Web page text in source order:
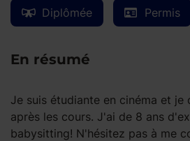
Diplômée Permis
En résumé
Je suis étudiante en cinéma et je
après les cours. J'ai de 8 ans
babysitting! N'hésitez pas à me